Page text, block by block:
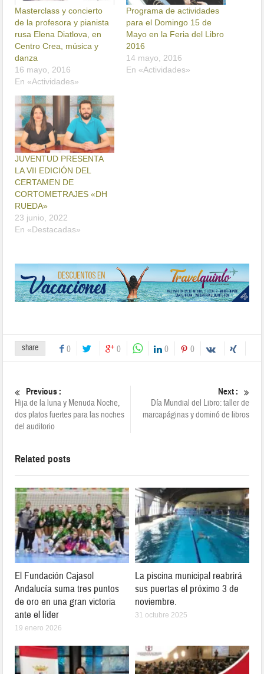
Masterclass y concierto
de la profesora y pianista
rusa Elena Diatlova, en
Centro Crea, música y
danza
16 mayo, 2016
En «Actividades»
Programa de actividades
para el Domingo 15 de
Mayo en la Feria del Libro
2016
14 mayo, 2016
En «Actividades»
JUVENTUD PRESENTA
LA VII EDICIÓN DEL
CERTAMEN DE
CORTOMETRAJES «DH
RUEDA»
23 junio, 2022
En «Destacadas»
share 0 0 0 0
Previous :
Hija de la luna y Menuda Noche,
dos platos fuertes para las noches
del auditorio
Next :
Día Mundial del Libro: taller de
marcapáginas y dominó de libros
Related posts
El Fundación Cajasol
Andalucía suma tres puntos
de oro en una gran victoria
ante el líder
19 enero 2026
La piscina municipal reabrirá
sus puertas el próximo 3 de
noviembre.
31 octubre 2025